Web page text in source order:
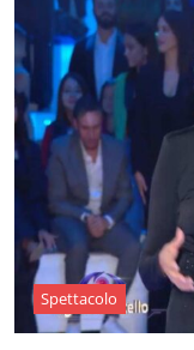
Spettacolo